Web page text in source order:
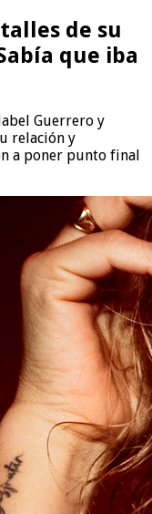
de su
que iba
Guerrero y
relación y
a poner punto final